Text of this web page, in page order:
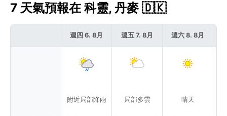
7 天氣預報在 科靈, 丹麥 🇩🇰
週四 6. 8月
附近局部降雨
週五 7. 8月
局部多雲
週六 8. 8月
晴天